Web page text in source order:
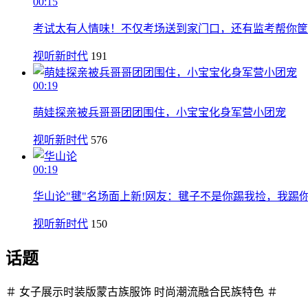
考试太有人情味！不仅考场送到家门口，还有监考帮你
视听新时代 191
00:19
萌娃探亲被兵哥哥团团围住，小宝宝化身军营小团宠
视听新时代 576
00:19
华山论"毽"名场面上新!网友：毽子不是你踢我捡，我踢
视听新时代 150
话题
＃ 女子展示时装版蒙古族服饰 时尚潮流融合民族特色 ＃